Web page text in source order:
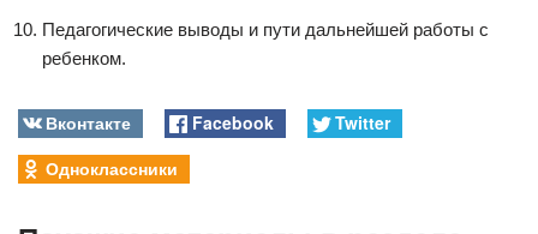
Педагогические выводы и пути дальнейшей работы с
ребенком.
Вконтакте Facebook
Twitter
Одноклассники